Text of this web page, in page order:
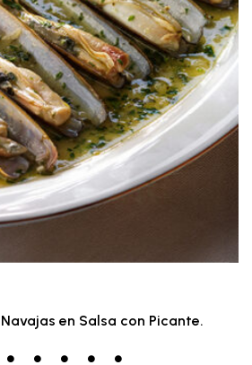
en Salsa con Picante.